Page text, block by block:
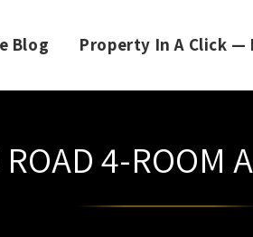
Blog Property In A Click —
4-ROOM